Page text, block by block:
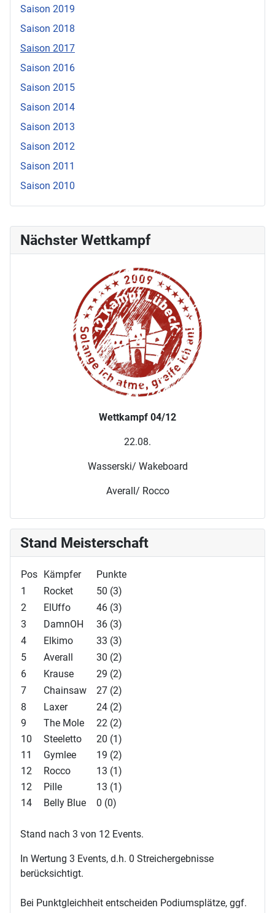
Nächster Wettkampf
Wettkampf 04/12
22.08.
Wasserski/ Wakeboard
Averall/ Rocco
Stand Meisterschaft
Pos Kämpfer
Punkte
1
Rocket
50 (3)
2
ElUffo
46 (3)
3
DamnOH
36 (3)
4
Elkimo
33 (3)
5
Averall
30 (2)
6
Krause
29 (2)
7
Chainsaw
27 (2)
8
Laxer
24 (2)
9
The Mole
22 (2)
10
Steeletto
20 (1)
11
Gymlee
19 (2)
12
Rocco
13 (1)
12
Pille
13 (1)
14
Belly Blue 0 (0)
Stand nach 3 von 12 Events.
In Wertung 3 Events, d.h. 0 Streichergebnisse
berücksichtigt.
Bei Punktgleichheit entscheiden Podiumsplätze, ggf.
Saison 2019
Saison 2018
Saison 2017
Saison 2016
Saison 2015
Saison 2014
Saison 2013
Saison 2012
Saison 2011
Saison 2010